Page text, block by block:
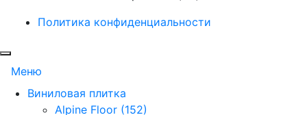
Политика конфиденциальности
Меню
Виниловая плитка
Alpine Floor (152)